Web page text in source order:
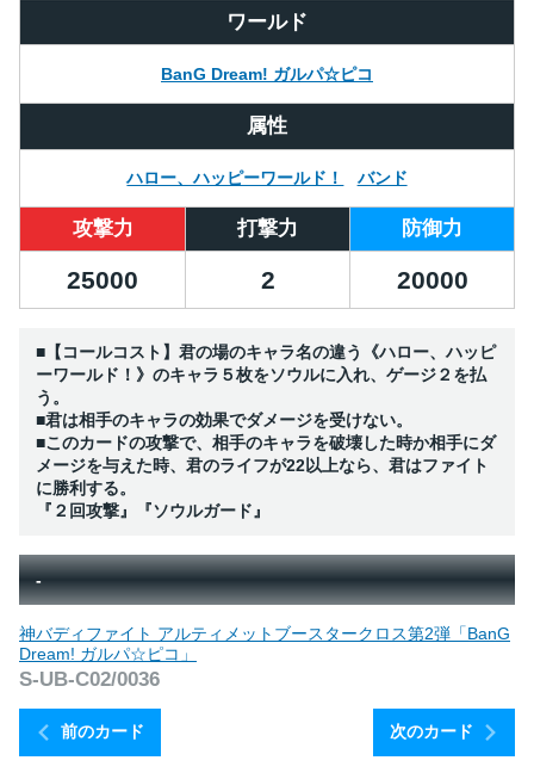
ワールド
BanG Dream! ガルパ☆ピコ
属性
ハロー、ハッピーワールド！ バンド
攻撃力 打撃力 防御力
25000 2 20000
■【コールコスト】君の場のキャラ名の違う《ハロー、ハッピ
ーワールド！》のキャラ５枚をソウルに入れ、ゲージ２を払
う。
■君は相手のキャラの効果でダメージを受けない。
■このカードの攻撃で、相手のキャラを破壊した時か相手にダ
メージを与えた時、君のライフが22以上なら、君はファイト
に勝利する。
『２回攻撃』『ソウルガード』
-
前のカード
神バディファイト アルティメットブースタークロス第2弾「BanG
Dream! ガルパ☆ピコ」
S-UB-C02/0036
次のカード